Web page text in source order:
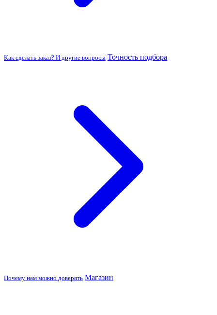
Как сделать заказ? И другие вопросы Точность подбора
Почему нам можно доверять Магазин